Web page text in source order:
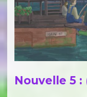
Nouvelle 5 :